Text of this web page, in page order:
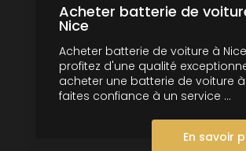
Acheter batterie de
Nice
Acheter batterie de voiture à
profitez d'une qualité
acheter une batterie de voiture à
faites confiance à un service ...
En savoir